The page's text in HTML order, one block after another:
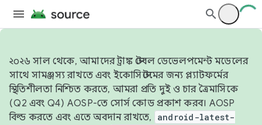
২০২৬ সাল থেকে, আমাদের ট্রাঙ্ক স্টেবল ডেভেলপমেন্ট মডেলের
সাথে সামঞ্জস্য রাখতে এবং ইকোসিস্টেমের জন্য প্ল্যাটফর্মের
স্থিতিশীলতা নিশ্চিত করতে, আমরা প্রতি দুই ও চার ত্রৈমাসিকে
(Q2 এবং Q4) AOSP-তে সোর্স কোড প্রকাশ করব। AOSP
বিল্ড করতে এবং এতে অবদান রাখতে,
android-latest-